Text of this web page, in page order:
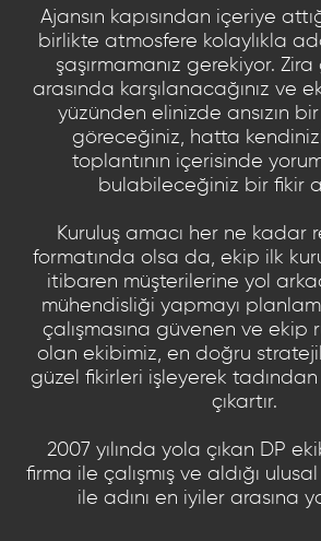
Ajansın kapısından içeriye
birlikte atmosfere kolaylıkla
şaşırmamanız gerekiyor.
arasında karşılanacağınız ve
yüzünden elinizde ansızın
göreceğiniz, hatta
toplantının içerisinde
bulabileceğiniz bir fikir
Kuruluş amacı her ne kadar
formatında olsa da, ekip ilk
itibaren müşterilerine yol
mühendisliği yapmayı
çalışmasına güvenen ve ekip
olan ekibimiz, en doğru
güzel fikirleri işleyerek
çıkartır.
2007 yılında yola çıkan DP
firma ile çalışmış ve aldığı
ile adını en iyiler arasına